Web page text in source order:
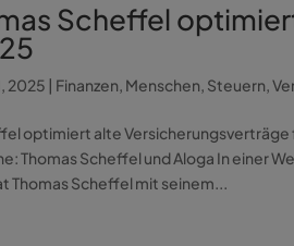
Scheffel
2025 Finanzen, Menschen, Steuern,
optimiert alte Versicherungsverträge
Thomas Scheffel und Aloga In einer
Thomas Scheffel mit seinem...